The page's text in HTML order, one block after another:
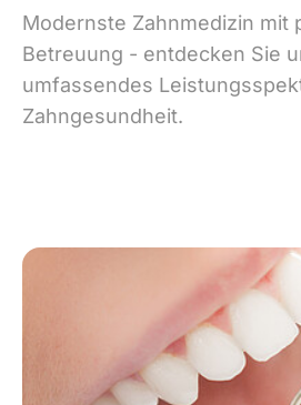
Modernste Zahnmedizin mit
Betreuung - entdecken Sie
umfassendes
Zahngesundheit.